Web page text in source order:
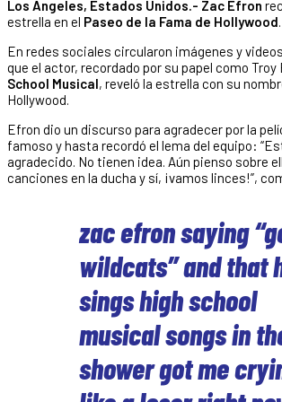
Los Ángeles, Estados Unidos.- Zac Efron
estrella en el Paseo de la Fama de Hollywood.
En redes sociales circularon imágenes y
que el actor, recordado por su papel como Troy
School Musical, reveló la estrella con su
Hollywood.
Efron dio un discurso para agradecer por la
famoso y hasta recordó el lema del equipo:
agradecido. No tienen idea. Aún pienso sobre
canciones en la ducha y sí, ¡vamos linces!”,
zac efron saying
wildcats” and that
sings high school
musical songs in
shower got me